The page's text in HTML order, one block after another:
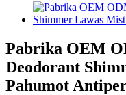
Pabrika OEM
Deodorant
Pahumot